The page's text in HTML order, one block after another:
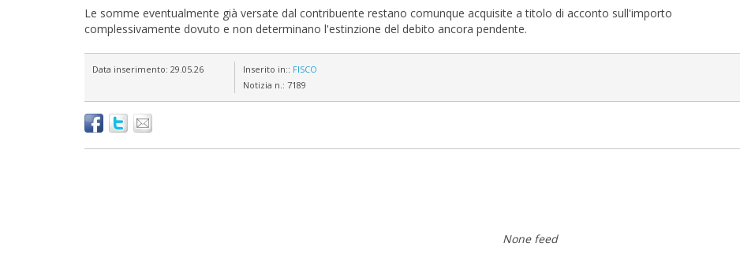
Le somme eventualmente già versate dal contribuente restano comunque acquisite a titolo di acconto sull'importo
complessivamente dovuto e non determinano l'estinzione del debito ancora pendente.
Data inserimento: 29.05.26 Inserito in:: FISCO
Notizia n.: 7189
None feed